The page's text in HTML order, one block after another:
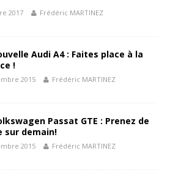
2017 Frédéric MARTINEZ
Audi A4 : Faites place à la
!
2015 Frédéric MARTINEZ
Passat GTE : Prenez de
sur demain!
2015 Frédéric MARTINEZ